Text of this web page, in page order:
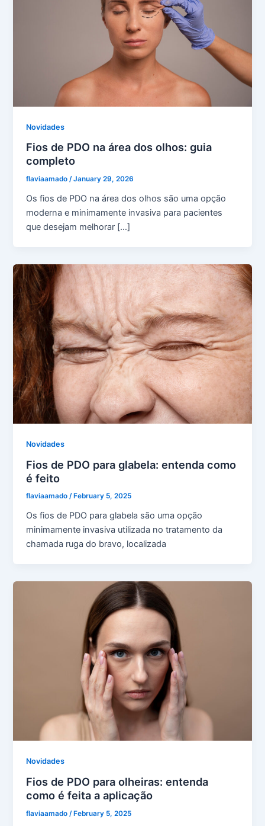
Novidades
Fios de PDO na área dos olhos: guia
completo
flaviaamado/January 29, 2026
Os fios de PDO na área dos olhos são uma opção
moderna e minimamente invasiva para pacientes
que desejam melhorar […]
Novidades
Fios de PDO para glabela: entenda como
é feito
flaviaamado/ February 5, 2025
Os fios de PDO para glabela são uma opção
minimamente invasiva utilizada no tratamento da
chamada ruga do bravo, localizada
Novidades
Fios de PDO para olheiras: entenda
como é feita a aplicação
flaviaamado /February 5, 2025